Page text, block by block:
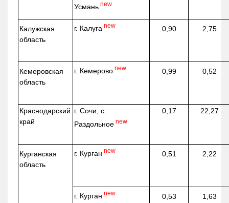
Усмань new
Калужская
область
г. Калуга new 0,90 2,75
Кемеровская
область
г. Кемерово new 0,99 0,52
Краснодарский
край
г. Сочи, с.
Раздольное new
0,17 22,27
Курганская
область
г. Курган new 0,51 2,22
г. Курган new 0,53 1,63